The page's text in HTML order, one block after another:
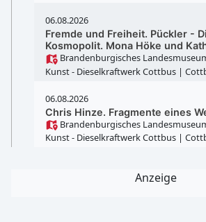
06.08.2026
Fremde und Freiheit. Pückler -
Kosmopolit. Mona Höke und
Brandenburgisches
Kunst - Dieselkraftwerk Cottbus |
06.08.2026
Chris Hinze. Fragmente eines
Brandenburgisches
Kunst - Dieselkraftwerk Cottbus |
Anzeige